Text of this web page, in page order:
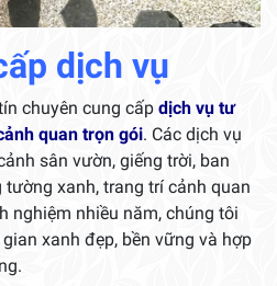
dịch vụ
chuyên cung cấp dịch vụ tư
quan trọn gói. Các dịch vụ
sân vườn, giếng trời, ban
xanh, trang trí cảnh quan
nghiệm nhiều năm, chúng tôi
xanh đẹp, bền vững và hợp